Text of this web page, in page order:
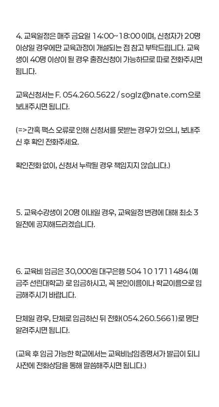
4. 교육일정은 매주 금요일 14:00~18:00 이며, 신청자가 20명
이상일 경우에만 교육과정이 개설되는 점 참고 부탁드립니다. 교육
생이 40명 이상이 될 경우 출장신청이 가능하므로 따로 전화주시면
됩니다.
교육신청서는 F. 054.260.5622 / soglz@nate.com으로
보내주시면 됩니다.
(=>간혹 팩스 오류로 인해 신청서를 못받는 경우가 있으니, 보내주
신 후 확인 전화주세요.
확인전화 없이, 신청서 누락될 경우 책임지지 않습니다.)
5. 교육수강생이 20명 이내일 경우, 교육일정 변경에 대해 최소 3
일전에 공지해드리겠습니다.
6. 교육비 입금은 30,000원 대구은행 504 10 1711484 (예
금주 선린대학교) 로 입금하시고, 꼭 본인이름이나 학교이름으로 입
금해주시기 바랍니다.
단체일 경우, 단체로 입금하신 뒤 전화(054.260.5661)로 명단
알려주시면 됩니다.
(교육 후 입금 가능한 학교에서는 교육비납입증명서가 발급이 되니
사전에 전화상담을 통해 말씀해주시면 됩니다.)